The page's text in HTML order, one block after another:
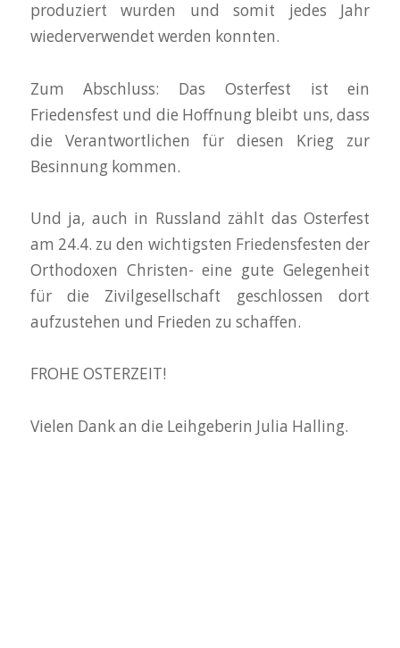
produziert wurden und somit jedes Jahr
wiederverwendet werden konnten.
Zum Abschluss: Das Osterfest ist ein
Friedensfest und die Hoffnung bleibt uns, dass
die Verantwortlichen für diesen Krieg zur
Besinnung kommen.
Und ja, auch in Russland zählt das Osterfest
am 24.4. zu den wichtigsten Friedensfesten der
Orthodoxen Christen- eine gute Gelegenheit
für die Zivilgesellschaft geschlossen dort
aufzustehen und Frieden zu schaffen.
FROHE OSTERZEIT!
Vielen Dank an die Leihgeberin Julia Halling.